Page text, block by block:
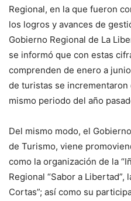
Regional, en la que fueron
los logros y avances de
Gobierno Regional de La
se informó que con estas
comprenden de enero a
de turistas se incrementaron
mismo periodo del año
Del mismo modo, el
de Turismo, viene
como la organización de la
Regional “Sabor a Libertad”,
Cortas”; así como su